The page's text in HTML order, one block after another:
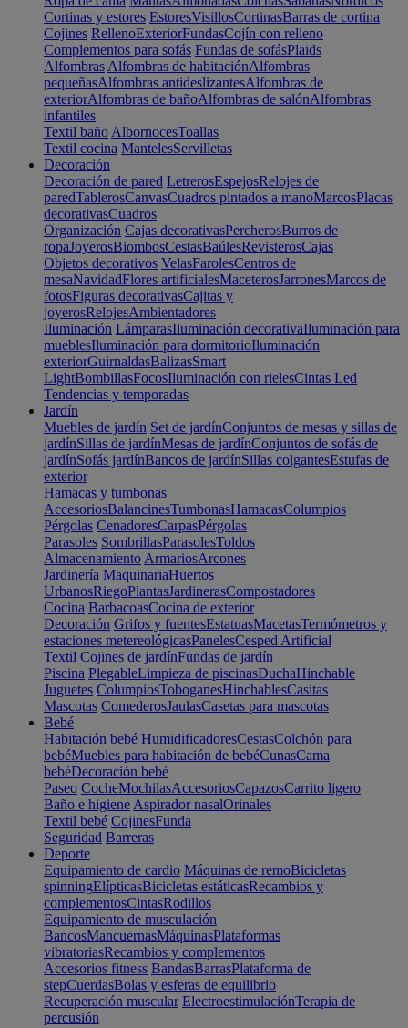
Cortinas y estores EstoresVisillosCortinasBarras de cortina
Cojines RellenoExteriorFundasCojín con relleno
Complementos para sofás Fundas de sofásPlaids
Alfombras Alfombras de habitaciónAlfombras
pequeñasAlfombras antideslizantesAlfombras de
exteriorAlfombras de bañoAlfombras de salónAlfombras
infantiles
Textil baño AlbornocesToallas
Textil cocina MantelesServilletas
Decoración
Decoración de pared LetrerosEspejosRelojes de
paredTablerosCanvasCuadros pintados a manoMarcosPlacas
decorativasCuadros
Organización Cajas decorativasPercherosBurros de
ropaJoyerosBiombosCestasBaúlesRevisterosCajas
Objetos decorativos VelasFarolesCentros de
mesaNavidadFlores artificialesMaceterosJarronesMarcos de
fotosFiguras decorativasCajitas y
joyerosRelojesAmbientadores
Iluminación LámparasIluminación decorativaIluminación para
mueblesIluminación para dormitorioIluminación
exteriorGuirnaldasBalizasSmart
LightBombillasFocosIluminación con rielesCintas Led
Tendencias y temporadas
Jardín
Muebles de jardín Set de jardínConjuntos de mesas y sillas de
jardínSillas de jardínMesas de jardínConjuntos de sofás de
jardínSofás jardínBancos de jardínSillas colgantesEstufas de
exterior
Hamacas y tumbonas
AccesoriosBalancinesTumbonasHamacasColumpios
Pérgolas CenadoresCarpasPérgolas
Parasoles SombrillasParasolesToldos
Almacenamiento ArmariosArcones
Jardinería MaquinariaHuertos
UrbanosRiegoPlantasJardinerasCompostadores
Cocina BarbacoasCocina de exterior
Decoración Grifos y fuentesEstatuasMacetasTermómetros y
estaciones metereológicasPanelesCesped Artificial
Textil Cojines de jardínFundas de jardín
Piscina PlegableLimpieza de piscinasDuchaHinchable
Juguetes ColumpiosToboganesHinchablesCasitas
Mascotas ComederosJaulasCasetas para mascotas
Bebé
Habitación bebé HumidificadoresCestasColchón para
bebéMuebles para habitación de bebéCunasCama
bebéDecoración bebé
Paseo CocheMochilasAccesoriosCapazosCarrito ligero
Baño e higiene Aspirador nasalOrinales
Textil bebé CojinesFunda
Seguridad Barreras
Deporte
Equipamiento de cardio Máquinas de remoBicicletas
spinningElípticasBicicletas estáticasRecambios y
complementosCintasRodillos
Equipamiento de musculación
BancosMancuernasMáquinasPlataformas
vibratoriasRecambios y complementos
Accesorios fitness BandasBarrasPlataforma de
stepCuerdasBolas y esferas de equilibrio
Recuperación muscular ElectroestimulaciónTerapia de
percusión